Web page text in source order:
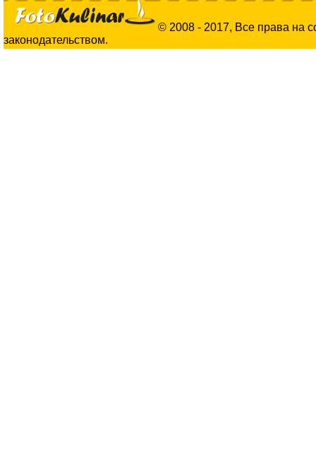
© 2008 - 2017, Все права на
законодательством.